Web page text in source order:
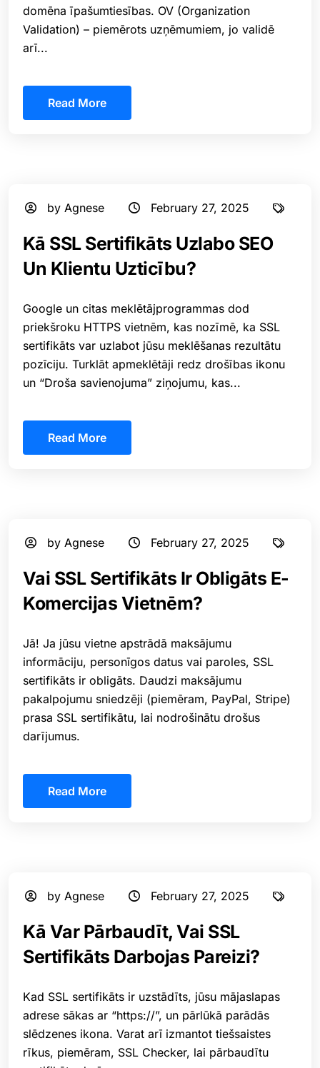
domēna īpašumtiesības. OV (Organization
Validation) – piemērots uzņēmumiem, jo validē
arī...
Read More
by Agnese February 27, 2025
⁠Kā SSL Sertifikāts Uzlabo SEO
Un Klientu Uzticību?
Google un citas meklētājprogrammas dod
priekšroku HTTPS vietnēm, kas nozīmē, ka SSL
sertifikāts var uzlabot jūsu meklēšanas rezultātu
pozīciju. Turklāt apmeklētāji redz drošības ikonu
un “Droša savienojuma” ziņojumu, kas...
Read More
by Agnese February 27, 2025
⁠Vai SSL Sertifikāts Ir Obligāts E-
Komercijas Vietnēm?
Jā! Ja jūsu vietne apstrādā maksājumu
informāciju, personīgos datus vai paroles, SSL
sertifikāts ir obligāts. Daudzi maksājumu
pakalpojumu sniedzēji (piemēram, PayPal, Stripe)
prasa SSL sertifikātu, lai nodrošinātu drošus
darījumus.
Read More
by Agnese February 27, 2025
Kā Var Pārbaudīt, Vai SSL
Sertifikāts Darbojas Pareizi?
Kad SSL sertifikāts ir uzstādīts, jūsu mājaslapas
adrese sākas ar “https://”, un pārlūkā parādās
slēdzenes ikona. Varat arī izmantot tiešsaistes
rīkus, piemēram, SSL Checker, lai pārbaudītu